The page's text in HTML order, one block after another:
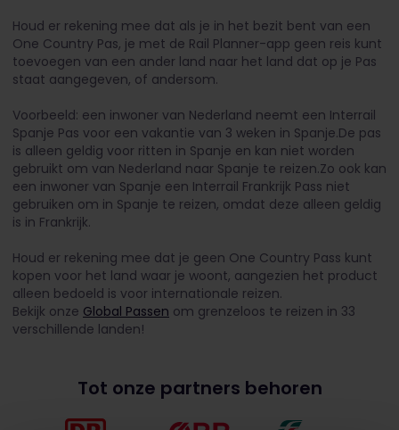
Houd er rekening mee dat als je in het bezit bent van een
One Country Pas, je met de Rail Planner-app geen reis kunt
toevoegen van een ander land naar het land dat op je Pas
staat aangegeven, of andersom.
Voorbeeld: een inwoner van Nederland neemt een Interrail
Spanje Pas voor een vakantie van 3 weken in Spanje.De pas
is alleen geldig voor ritten in Spanje en kan niet worden
gebruikt om van Nederland naar Spanje te reizen.Zo ook kan
een inwoner van Spanje een Interrail Frankrijk Pass niet
gebruiken om in Spanje te reizen, omdat deze alleen geldig
is in Frankrijk.
Houd er rekening mee dat je geen One Country Pass kunt
kopen voor het land waar je woont, aangezien het product
alleen bedoeld is voor internationale reizen.
Bekijk onze Global Passen om grenzeloos te reizen in 33
verschillende landen!
Tot onze partners behoren